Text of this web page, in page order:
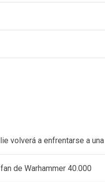
volverá a enfrentarse a
de Warhammer 40.000